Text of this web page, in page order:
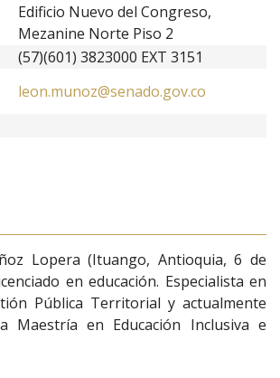
Edificio Nuevo del Congreso,
Mezanine Norte Piso 2
(57)(601) 3823000 EXT 3151
leon.munoz@senado.gov.co
Lopera (Ituango, Antioquia, 6 de
en educación. Especialista en
Pública Territorial y actualmente
Maestría en Educación Inclusiva e